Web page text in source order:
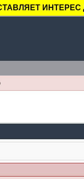
ИНТЕРЕС